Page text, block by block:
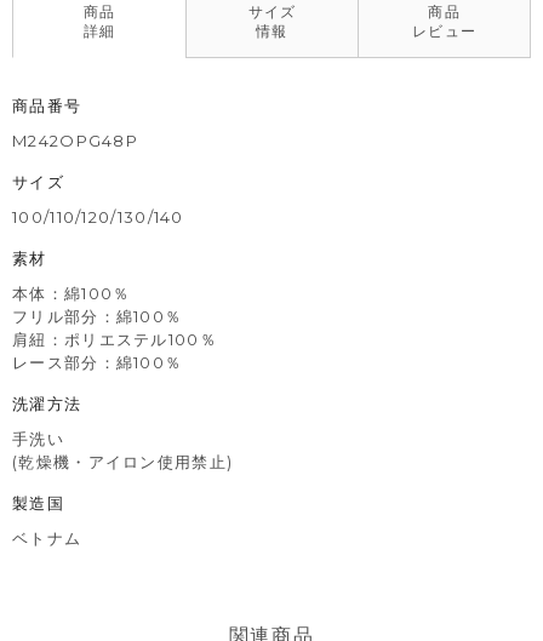
商品
詳細
サイズ
情報
商品
レビュー
商品番号
M242OPG48P
サイズ
100/110/120/130/140
素材
本体：綿100％
フリル部分：綿100％
肩紐：ポリエステル100％
レース部分：綿100％
洗濯方法
手洗い
(乾燥機・アイロン使用禁止)
製造国
ベトナム